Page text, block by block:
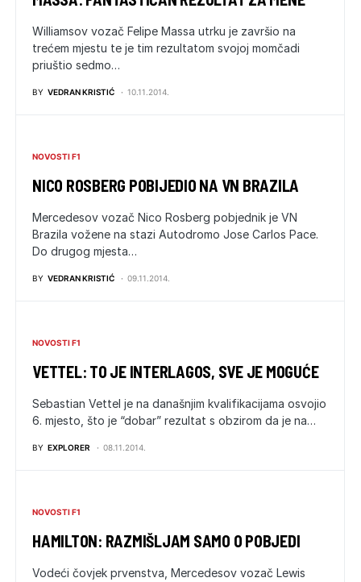
Williamsov vozač Felipe Massa utrku je završio na
trećem mjestu te je tim rezultatom svojoj momčadi
priuštio sedmo…
BY VEDRAN KRISTIĆ 10.11.2014.
NOVOSTI F1
NICO ROSBERG POBIJEDIO NA VN BRAZILA
Mercedesov vozač Nico Rosberg pobjednik je VN
Brazila vožene na stazi Autodromo Jose Carlos Pace.
Do drugog mjesta…
BY VEDRAN KRISTIĆ 09.11.2014.
NOVOSTI F1
VETTEL: TO JE INTERLAGOS, SVE JE MOGUĆE
Sebastian Vettel je na današnjim kvalifikacijama osvojio
6. mjesto, što je “dobar” rezultat s obzirom da je na…
BY EXPLORER 08.11.2014.
NOVOSTI F1
HAMILTON: RAZMIŠLJAM SAMO O POBJEDI
Vodeći čovjek prvenstva, Mercedesov vozač Lewis